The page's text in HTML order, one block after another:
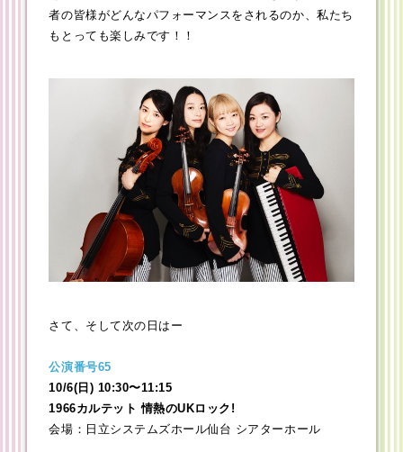
者の皆様がどんなパフォーマンスをされるのか、私たち
もとっても楽しみです！！
さて、そして次の日はー
公演番号65
10/6(日) 10:30〜11:15
1966カルテット 情熱のUKロック!
会場：日立システムズホール仙台 シアターホール